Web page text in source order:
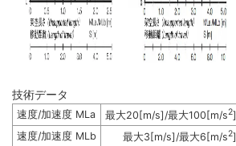
技術データ
速度/加速度 MLa 最大20[m/s]/最大100[m/s2]
速度/加速度 MLb
最大3[m/s]/最大6[m/s2]